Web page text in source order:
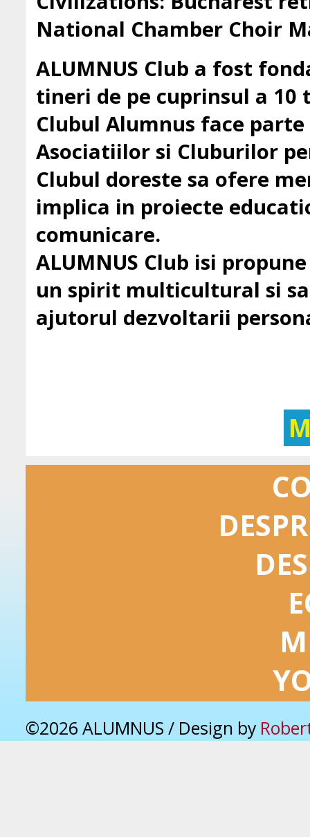
National Chamber Choir
ALUMNUS Club a fost
tineri de pe cuprinsul a 10
Clubul Alumnus face
Asociatiilor si Cluburilor
Clubul doreste sa ofere
implica in proiecte
comunicare.
ALUMNUS Club isi
un spirit multicultural si
ajutorul dezvoltarii
©2026 ALUMNUS / Design by